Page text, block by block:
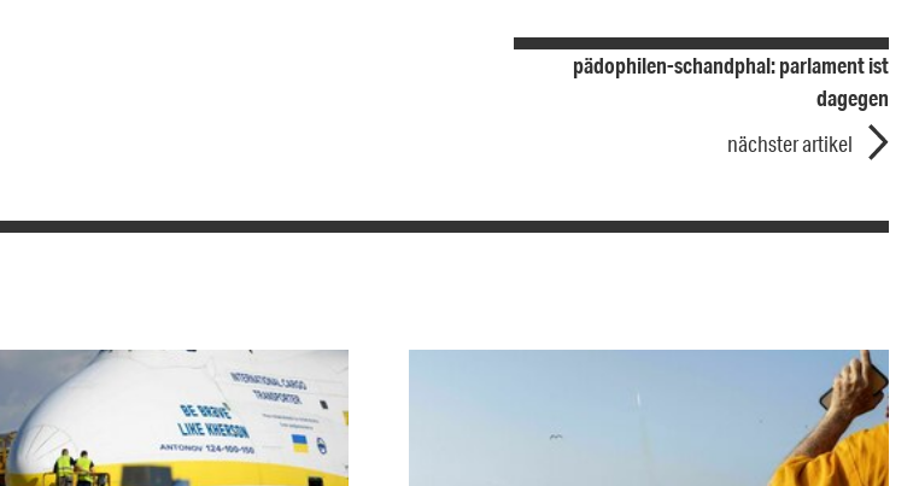
pädophilen-schandphal: parlament ist
dagegen
nächster artikel